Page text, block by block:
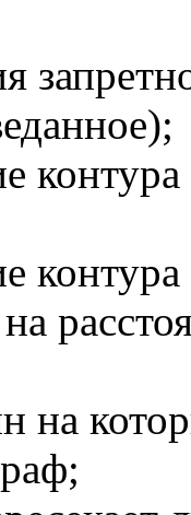
контура
на